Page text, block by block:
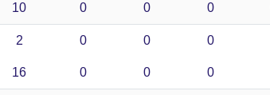
10 0 0 0
2 0 0 0
16 0 0 0